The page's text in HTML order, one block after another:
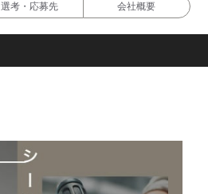
選考・応募先 会社概要